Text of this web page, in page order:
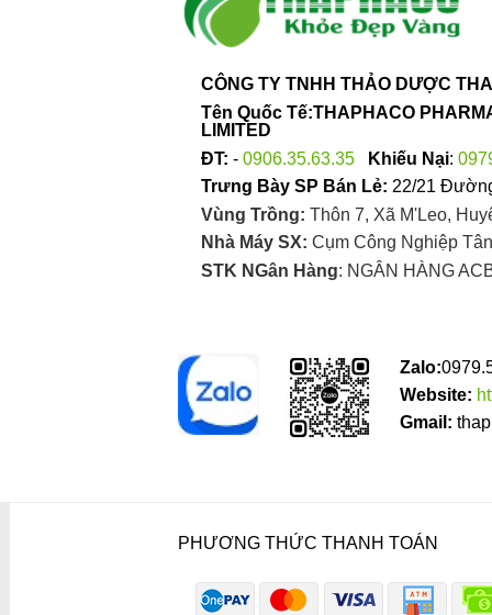
CÔNG TY TNHH THẢO DƯỢC
Tên Quốc Tế:THAPHACO
LIMITED
ĐT: - 0906.35.63.35 Khiếu Nại:
Trưng Bày SP Bán Lẻ: 22/21
Vùng Trồng: Thôn 7, Xã M'Leo,
Nhà Máy SX: Cụm Công Nghiệp
STK NGân Hàng: NGÂN HÀNG
Zalo:
Website:
Gmail:
PHƯƠNG THỨC THANH TOÁN